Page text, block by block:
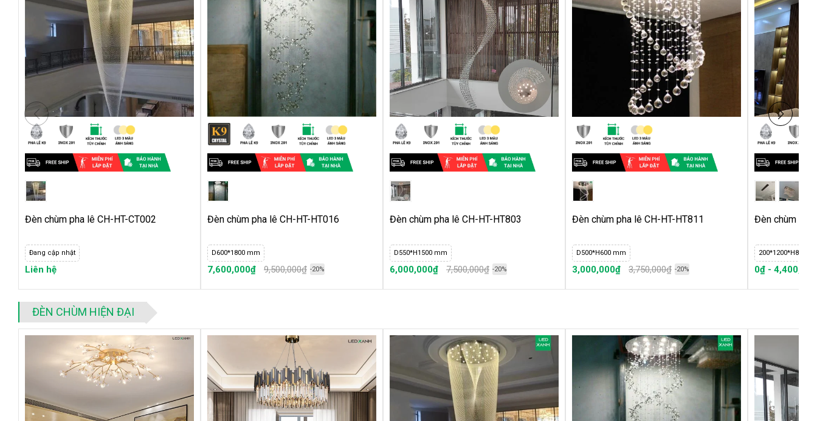
2.2. Nguồn sáng hiện đại, tiết kiệm điện
Đèn chùm thả có nguồn phát sáng từ các bóng led chân kim G9 linh hoạt, có loại đổi màu và đơn màu. Với 3 màu
Đèn chùm pha lê CH-HT-CT002
Đang cập nhật
Liên hệ
Đèn chùm pha lê CH-HT-HT016
D600*1800 mm
7,600,000₫ 9,500,000₫ -20%
Đèn chùm pha lê CH-HT-HT803
D550*H1500 mm
6,000,000₫ 7,500,000₫ -20%
Đèn chùm pha lê CH-HT-HT811
D500*H600 mm
3,000,000₫ 3,750,000₫ -20%
Đèn chùm pha
200*1200*H860
0₫ -
ĐÈN CHÙM HIỆN ĐẠI